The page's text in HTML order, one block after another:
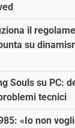
il
su
Souls su PC:
tecnici
«Io non